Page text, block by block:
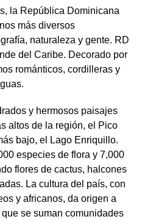
la República Dominicana
más diversos
naturaleza y gente. RD
del Caribe. Decorado por
románticos, cordilleras y
y hermosos paisajes
altos de la región, el Pico
bajo, el Lago Enriquillo.
especies de flora y 7,000
flores de cactus, halcones
La cultura del país, con
y africanos, da origen a
se suman comunidades